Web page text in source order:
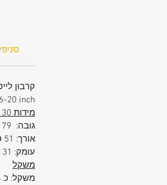
קרבון לייט גדלים 30-26-20 אינץ גדול-
20 inch
מידות 30 אינץ
גובה: 79 ס״מ
אורך: 51 ס״מ
עומק: 31 ס״מ. כולל הרחבה 34 ס״מ
משקל
משקל: כ 3.4 ק״ג